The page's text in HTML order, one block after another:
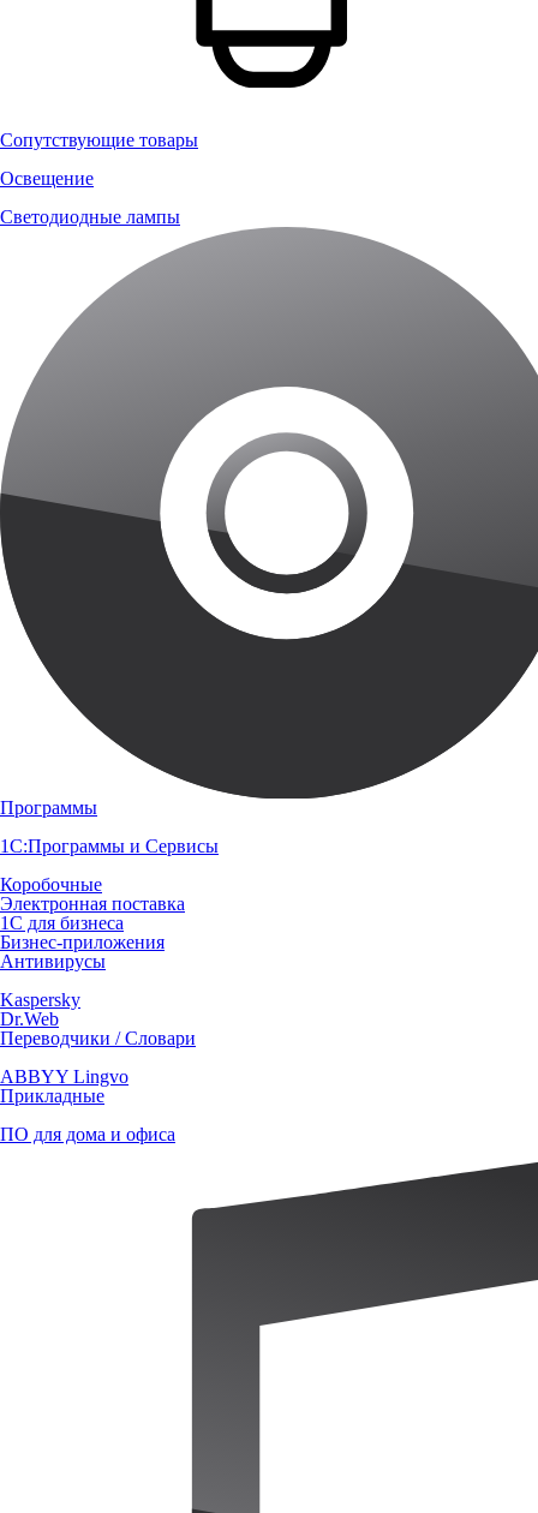
Сопутствующие товары
Освещение
Светодиодные лампы
Программы
1С:Программы и Сервисы
Коробочные
Электронная поставка
1С для бизнеса
Бизнес-приложения
Антивирусы
Kaspersky
Dr.Web
Переводчики / Словари
ABBYY Lingvo
Прикладные
ПО для дома и офиса